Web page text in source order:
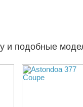
и подобные